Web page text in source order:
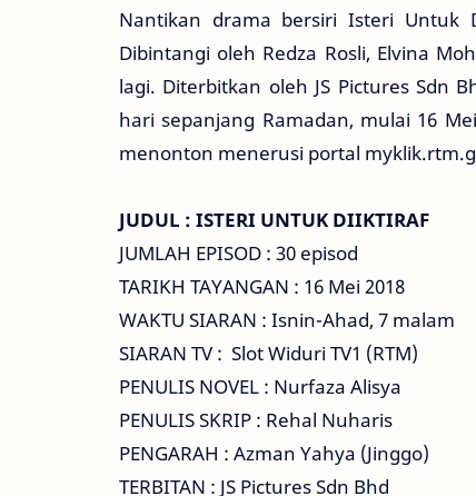
Nantikan drama bersiri Isteri Untuk
Dibintangi oleh Redza Rosli, Elvina
lagi. Diterbitkan oleh JS Pictures Sdn
hari sepanjang Ramadan, mulai 16
menonton menerusi portal
JUDUL : ISTERI UNTUK DIIKTIRAF
JUMLAH EPISOD : 30 episod
TARIKH TAYANGAN : 16 Mei 2018
WAKTU SIARAN : Isnin-Ahad, 7 malam
SIARAN TV : Slot Widuri TV1 (RTM)
PENULIS NOVEL : Nurfaza Alisya
PENULIS SKRIP : Rehal Nuharis
PENGARAH : Azman Yahya (Jinggo)
TERBITAN : JS Pictures Sdn Bhd